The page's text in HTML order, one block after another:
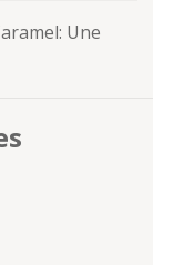
Une